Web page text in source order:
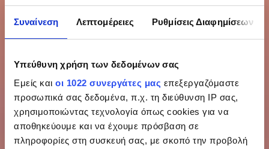
Συναίνεση Λεπτομέρειες Ρυθμίσεις Διαφημίσεων
Υπεύθυνη χρήση των δεδομένων σας
Εμείς και οι 1022 συνεργάτες μας επεξεργαζόμαστε
προσωπικά σας δεδομένα, π.χ. τη διεύθυνση IP σας,
χρησιμοποιώντας τεχνολογία όπως cookies για να
αποθηκεύουμε και να έχουμε πρόσβαση σε
πληροφορίες στη συσκευή σας, με σκοπό την προβολή